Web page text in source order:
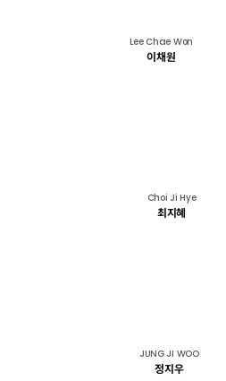
Lee Chae Won
이채원
Choi Ji Hye
최지혜
JUNG JI WOO
정지우